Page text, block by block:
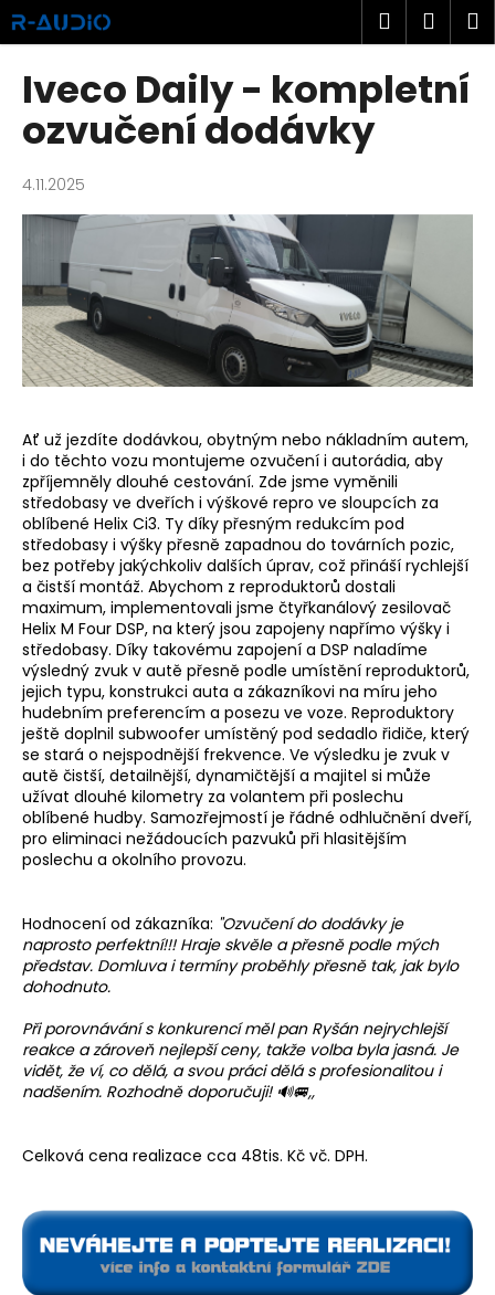
Přejít
na
obsah
Hledat
Iveco Daily - kompletní
ozvučení dodávky
4.11.2025
Ať už jezdíte dodávkou, obytným nebo nákladním autem,
i do těchto vozu montujeme ozvučení i autorádia, aby
zpříjemněly dlouhé cestování. Zde jsme vyměnili
středobasy ve dveřích i výškové repro ve sloupcích za
oblíbené Helix Ci3. Ty díky přesným redukcím pod
středobasy i výšky přesně zapadnou do továrních pozic,
bez potřeby jakýchkoliv dalších úprav, což přináší rychlejší
a čistší montáž. Abychom z reproduktorů dostali
maximum, implementovali jsme čtyřkanálový zesilovač
Helix M Four DSP, na který jsou zapojeny napřímo výšky i
středobasy. Díky takovému zapojení a DSP naladíme
výsledný zvuk v autě přesně podle umístění reproduktorů,
jejich typu, konstrukci auta a zákazníkovi na míru jeho
hudebním preferencím a posezu ve voze. Reproduktory
ještě doplnil subwoofer umístěný pod sedadlo řidiče, který
se stará o nejspodnější frekvence. Ve výsledku je zvuk v
autě čistší, detailnější, dynamičtější a majitel si může
užívat dlouhé kilometry za volantem při poslechu
oblíbené hudby. Samozřejmostí je řádné odhlučnění dveří,
pro eliminaci nežádoucích pazvuků při hlasitějším
poslechu a okolního provozu.
Hodnocení od zákazníka: "Ozvučení do dodávky je
naprosto perfektní!!! Hraje skvěle a přesně podle mých
představ. Domluva i termíny proběhly přesně tak, jak bylo
dohodnuto.
Při porovnávání s konkurencí měl pan Ryšán nejrychlejší
reakce a zároveň nejlepší ceny, takže volba byla jasná. Je
vidět, že ví, co dělá, a svou práci dělá s profesionalitou i
nadšením. Rozhodně doporučuji! 🔊🚐,,
Celková cena realizace cca 48tis. Kč vč. DPH.
K
o
C
o
p
o
e
b
u
j
t
e
n
a
j
í
t
?
HLEDAT
D
o
o
r
u
č
u
j
e
m